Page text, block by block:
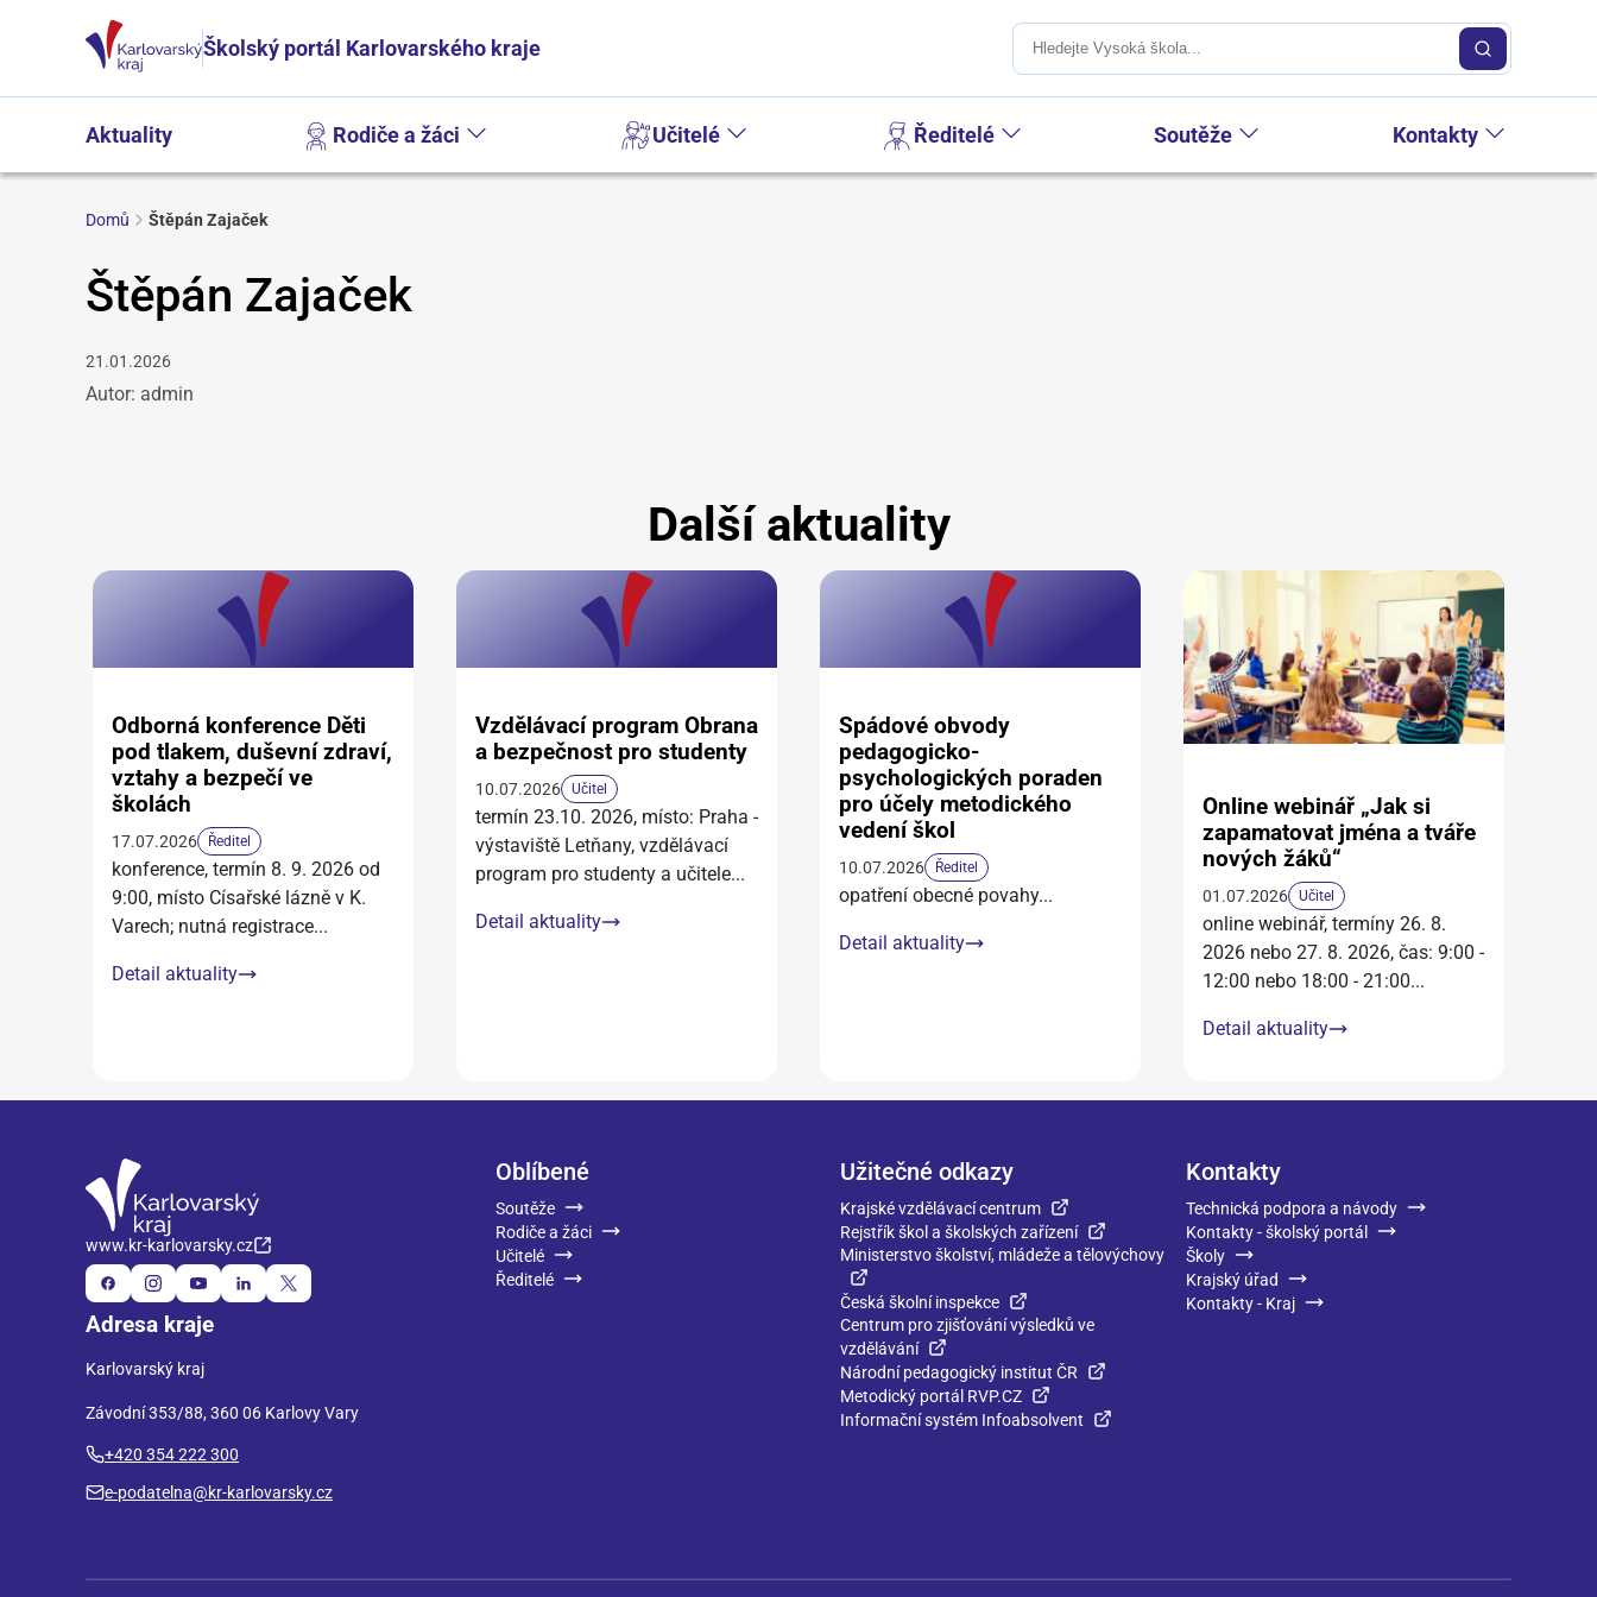
Školský portál Karlovarského kraje
Aktuality Rodiče a žáci Učitelé Ředitelé Soutěže Kontakty
Domů Štěpán Zajaček
Štěpán Zajaček
21.01.2026
Autor: admin
Další aktuality
Odborná konference Děti
pod tlakem, duševní zdraví,
vztahy a bezpečí ve
školách
17.07.2026 Ředitel
konference, termín 8. 9. 2026 od
9:00, místo Císařské lázně v K.
Varech; nutná registrace...
Detail aktuality
Vzdělávací program Obrana
a bezpečnost pro studenty
10.07.2026 Učitel
termín 23.10. 2026, místo: Praha -
výstaviště Letňany, vzdělávací
program pro studenty a učitele...
Detail aktuality
Spádové obvody
pedagogicko-
psychologických poraden
pro účely metodického
vedení škol
10.07.2026 Ředitel
opatření obecné povahy...
Detail aktuality
Online webinář „Jak si
zapamatovat jména a tváře
nových žáků“
01.07.2026 Učitel
online webinář, termíny 26. 8.
2026 nebo 27. 8. 2026, čas: 9:00 -
12:00 nebo 18:00 - 21:00...
Detail aktuality
www.kr-karlovarsky.cz
Adresa kraje
Karlovarský kraj
Závodní 353/88, 360 06 Karlovy Vary
+420 354 222 300
e-podatelna@kr-karlovarsky.cz
Oblíbené
Soutěže
Rodiče a žáci
Učitelé
Ředitelé
Užitečné odkazy
Krajské vzdělávací centrum
Rejstřík škol a školských zařízení
Ministerstvo školství, mládeže a tělovýchovy
Česká školní inspekce
Centrum pro zjišťování výsledků ve
vzdělávání
Národní pedagogický institut ČR
Metodický portál RVP.CZ
Informační systém Infoabsolvent
Kontakty
Technická podpora a návody
Kontakty - školský portál
Školy
Krajský úřad
Kontakty - Kraj